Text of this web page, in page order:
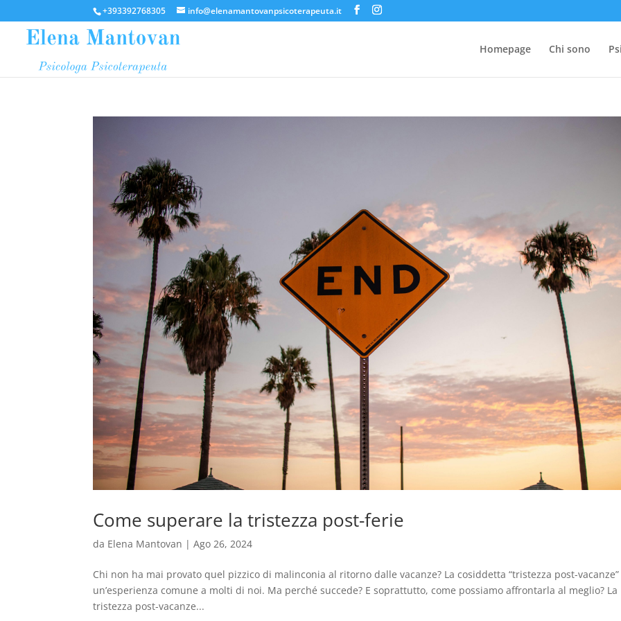
+393392768305 info@elenamantovanpsicoterapeuta.it
Homepage Chi sono
Come superare la tristezza post-ferie
da Elena Mantovan |Ago 26, 2024
Chi non ha mai provato quel pizzico di malinconia al ritorno dalle vacanze? La cosiddetta “tristezza post-
un’esperienza comune a molti di noi. Ma perché succede? E soprattutto, come possiamo affrontarla al meglio? La
tristezza post-vacanze...